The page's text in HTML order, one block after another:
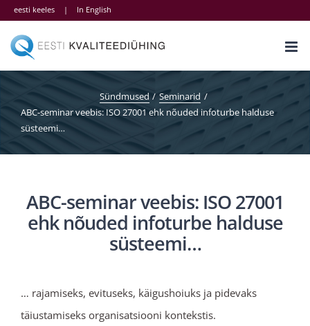
Skip
content
eesti keeles | In English
Sündmused
Seminarid
ABC-seminar veebis: ISO 27001 ehk nõuded infoturbe halduse
süsteemi…
ABC-seminar veebis: ISO 27001
ehk nõuded infoturbe halduse
süsteemi…
… rajamiseks, evituseks, käigushoiuks ja pidevaks
täiustamiseks organisatsiooni kontekstis.